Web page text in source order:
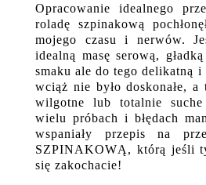
Opracowanie idealnego
roladę szpinakową
mojego czasu i nerwów.
idealną masę serową,
smaku ale do tego delikatną
wciąż nie było doskonałe,
wilgotne lub totalnie
wielu próbach i błędach
wspaniały przepis na
SZPINAKOWĄ, którą jeśli
się zakochacie!